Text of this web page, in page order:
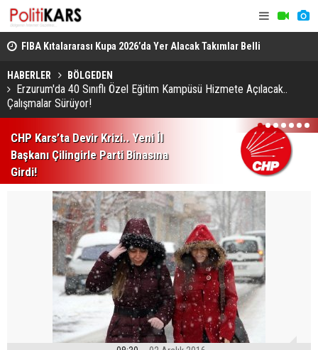
FIBA Kıtalararası Kupa 2026’da Yer Alacak Takımlar Belli
Oldu
HABERLER BÖLGEDEN
Erzurum'da 40 Sınıflı Özel Eğitim Kampüsü Hizmete Açılacak..
Çalışmalar Sürüyor!
CHP Kars’ta Devir Krizi.. Yeni İl
Başkanı Çilingirle Parti Binasına
Girdi!
1 2 3 4 5 6 7